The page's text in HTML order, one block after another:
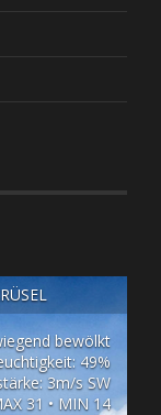
bewölkt
49%
3m/s SW
31 • MIN 14